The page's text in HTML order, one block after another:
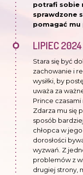
potrafi sobie
sprawdzone
pomagać
LIPIEC 2024
Stara się być
zachowanie i
wysiłki, by
uważa za
Prince czasami
Zdarza mu się
sposób
chłopca w
dorosłości
wyzwań. Z
problemów z
drugiej strony,